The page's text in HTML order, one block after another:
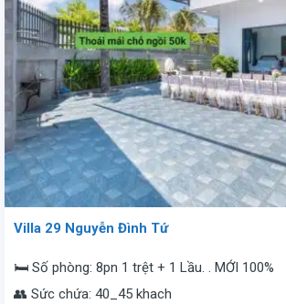
Villa 29 Nguyễn Đình Tứ
🛏️ Số phòng: 8pn 1 trệt + 1 Lầu. . MỚI 100%
👥 Sức chứa: 40_45 khach